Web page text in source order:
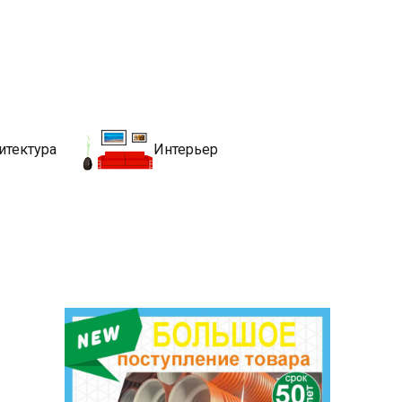
Интерьер